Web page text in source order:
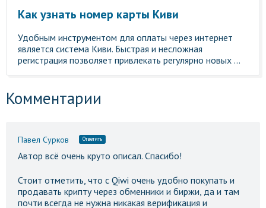
Как узнать номер карты Киви
Удобным инструментом для оплаты через интернет
является система Киви. Быстрая и несложная
регистрация позволяет привлекать регулярно новых ...
Комментарии
Павел Сурков Ответить
Автор всё очень круто описал. Спасибо!
Стоит отметить, что с Qiwi очень удобно покупать и
продавать крипту через обменники и биржи, да и там
почти всегда не нужна никакая верификация и